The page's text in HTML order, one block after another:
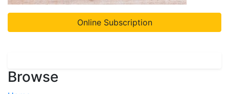
Online Subscription
Browse